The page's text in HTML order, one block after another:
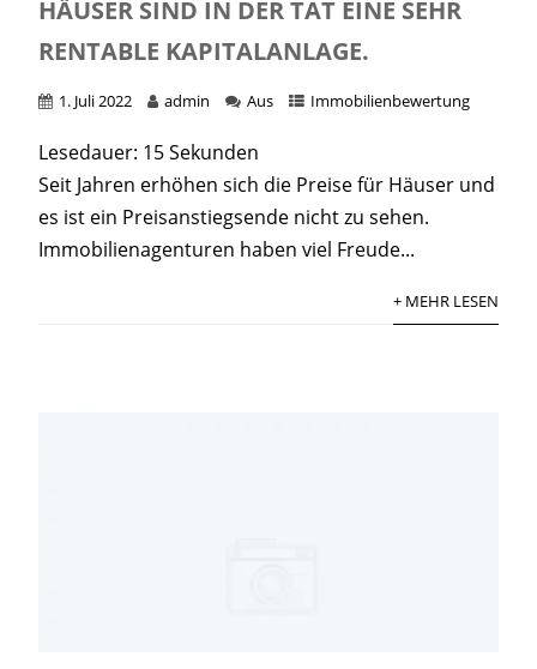
HÄUSER SIND IN DER TAT EINE SEHR
RENTABLE KAPITALANLAGE.
1. Juli 2022 admin Aus Immobilienbewertung
Lesedauer: 15 Sekunden
Seit Jahren erhöhen sich die Preise für Häuser und
es ist ein Preisanstiegsende nicht zu sehen.
Immobilienagenturen haben viel Freude...
+ MEHR LESEN